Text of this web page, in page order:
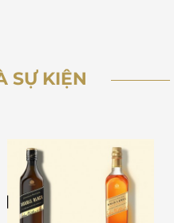
SỰ KIỆN